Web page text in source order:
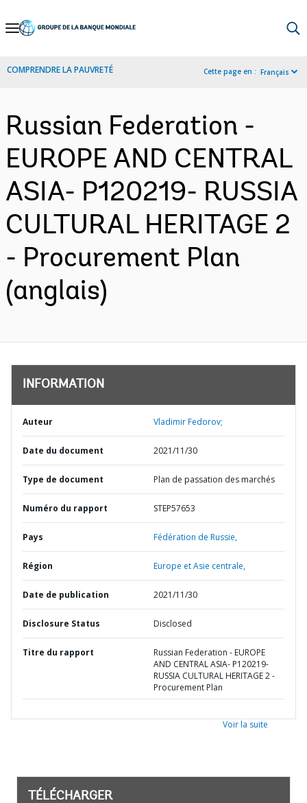
Skip
Navigation
COMPRENDRE LA PAUVRETÉ Cette page en : Français
Russian Federation -
EUROPE AND CENTRAL
ASIA- P120219- RUSSIA
CULTURAL HERITAGE 2
- Procurement Plan
(anglais)
INFORMATION
Auteur Vladimir Fedorov;
Date du document 2021/11/30
Type de document Plan de passation des marchés
Numéro du rapport STEP57653
Pays Fédération de Russie,
Région Europe et Asie centrale,
Date de publication 2021/11/30
Disclosure Status Disclosed
Titre du rapport
Russian Federation - EUROPE
AND CENTRAL ASIA- P120219-
RUSSIA CULTURAL HERITAGE 2 -
Procurement Plan
Voir la suite
TÉLÉCHARGER